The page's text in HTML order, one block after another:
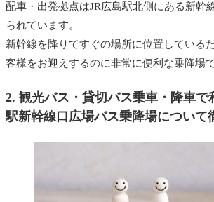
配車・出発拠点はJR広島駅北側にある新幹
られています。
新幹線を降りてすぐの場所に位置している
客様をお迎えするのに非常に便利な乗降場で
2. 観光バス・ 貸切バス乗車・降車で
駅新幹線口広場バス乗降場について